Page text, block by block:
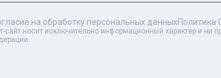
на обработку персональных данныхПолитика
носит исключительно информационный характер и ни